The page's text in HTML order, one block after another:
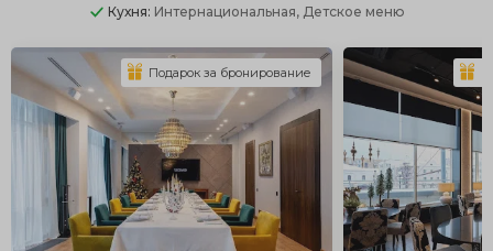
Кухня: Интернациональная, Детское меню
Подарок за бронирование